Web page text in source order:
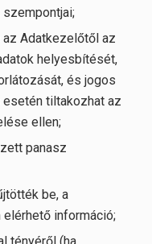
szempontjai;
az Adatkezelőtől az
helyesbítését,
és jogos
tiltakozhat az
ellen;
panasz
be, a
információ;
tényéről (ha